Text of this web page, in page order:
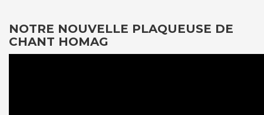
NOTRE NOUVELLE PLAQUEUSE DE
CHANT HOMAG